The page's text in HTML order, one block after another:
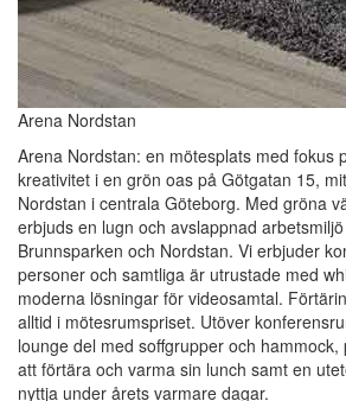
Arena Nordstan
Arena Nordstan: en mötesplats med fokus
kreativitet i en grön oas på Götgatan 15,
Nordstan i centrala Göteborg. Med gröna
erbjuds en lugn och avslappnad
Brunnsparken och Nordstan. Vi erbjuder
personer och samtliga är utrustade med
moderna lösningar för videosamtal.
alltid i mötesrumspriset. Utöver
lounge del med soffgrupper och
att förtära och varma sin lunch samt en
nyttja under årets varmare dagar.